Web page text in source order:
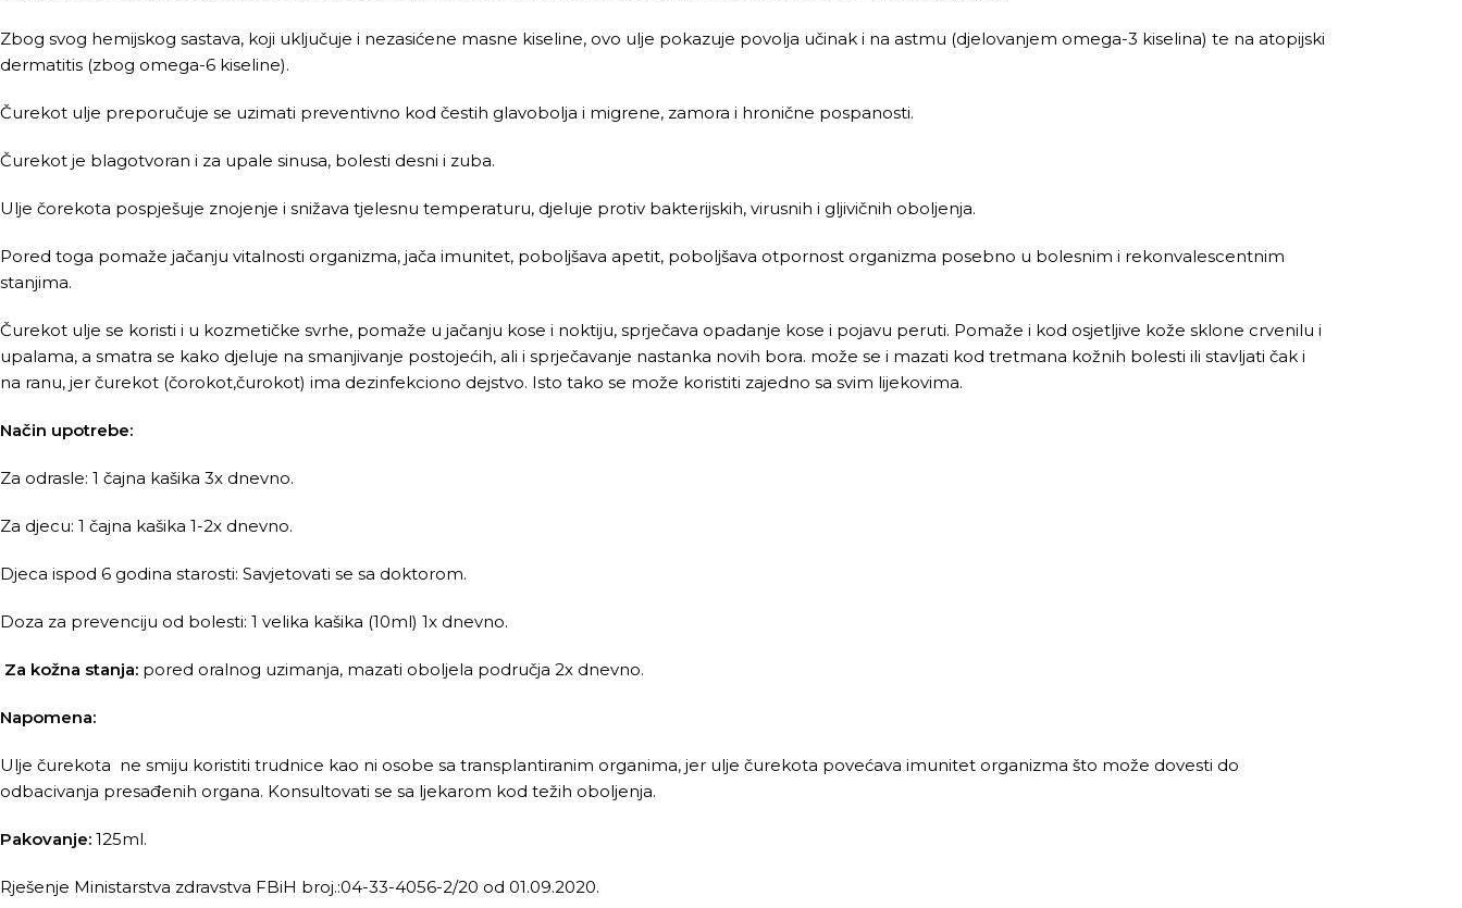
Zbog svog hemijskog sastava, koji uključuje i nezasićene masne kiseline, ovo ulje pokazuje povolja učinak i na astmu (djelovanjem omega-3 kiselina) te na atopijski
dermatitis (zbog omega-6 kiseline).
Čurekot ulje preporučuje se uzimati preventivno kod čestih glavobolja i migrene, zamora i hronične pospanosti.
Čurekot je blagotvoran i za upale sinusa, bolesti desni i zuba.
Ulje čorekota pospješuje znojenje i snižava tjelesnu temperaturu, djeluje protiv bakterijskih, virusnih i gljivičnih oboljenja.
Pored toga pomaže jačanju vitalnosti organizma, jača imunitet, poboljšava apetit, poboljšava otpornost organizma posebno u bolesnim i rekonvalescentnim
stanjima.
Čurekot ulje se koristi i u kozmetičke svrhe, pomaže u jačanju kose i noktiju, sprječava opadanje kose i pojavu peruti. Pomaže i kod osjetljive kože sklone crvenilu i
upalama, a smatra se kako djeluje na smanjivanje postojećih, ali i sprječavanje nastanka novih bora. može se i mazati kod tretmana kožnih bolesti ili stavljati čak i
na ranu, jer čurekot (čorokot,čurokot) ima dezinfekciono dejstvo. Isto tako se može koristiti zajedno sa svim lijekovima.
Način upotrebe:
Za odrasle: 1 čajna kašika 3x dnevno.
Za djecu: 1 čajna kašika 1-2x dnevno.
Djeca ispod 6 godina starosti: Savjetovati se sa doktorom.
Doza za prevenciju od bolesti: 1 velika kašika (10ml) 1x dnevno.
Za kožna stanja: pored oralnog uzimanja, mazati oboljela područja 2x dnevno.
Napomena:
Ulje čurekota ne smiju koristiti trudnice kao ni osobe sa transplantiranim organima, jer ulje čurekota povećava imunitet organizma što može dovesti do
odbacivanja presađenih organa. Konsultovati se sa ljekarom kod težih oboljenja.
Pakovanje: 125ml.
Rješenje Ministarstva zdravstva FBiH broj.:04-33-4056-2/20 od 01.09.2020.